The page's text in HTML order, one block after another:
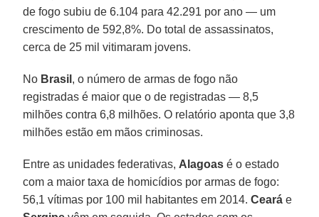
de fogo subiu de 6.104 para 42.291 por ano — um
crescimento de 592,8%. Do total de assassinatos,
cerca de 25 mil vitimaram jovens.
No Brasil , o número de armas de fogo não
registradas é maior que o de registradas — 8,5
milhões contra 6,8 milhões. O relatório aponta que 3,8
milhões estão em mãos criminosas.
Entre as unidades federativas, Alagoas é o estado
com a maior taxa de homicídios por armas de fogo:
56,1 vítimas por 100 mil habitantes em 2014.Ceará e